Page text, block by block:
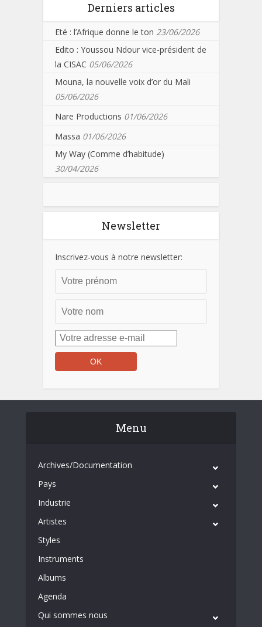
Derniers articles
Eté : l’Afrique donne le ton 23/06/2026
Edito : Youssou Ndour vice-président de
la CISAC 05/06/2026
Mouna, la nouvelle voix d’or du Mali
05/06/2026
Nare Productions 01/06/2026
Massa 01/06/2026
My Way (Comme d’habitude)
30/04/2026
Newsletter
Inscrivez-vous à notre newsletter:
Menu
Archives/Documentation
Pays
Industrie
Artistes
Styles
Instruments
Albums
Agenda
Qui sommes nous